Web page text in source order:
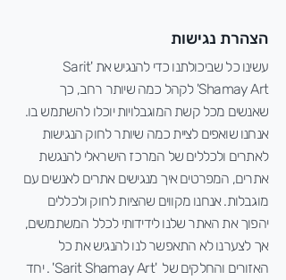
הצהרת נגישות
עשינו כל שביכולתנו כדי להנגיש את 'Sarit
Shamay Art' לקהל כמה שיותר רחב, כך
שאנשים מכל קשת המוגבלויות יוכלו להשתמש בו.
אנחנו שואפים לציית כמה שיותר לחוק הנגישות
לאתרים ולכללים של המרכז הישראלי להנגשת
אתרים, המפרטים איך מנגישים אתרים לאנשים עם
מוגבלות. אנחנו מקווים שהציות לחוק ולכללים
יהפוך את האתר שלנו לידידותי לכלל המשתמשים,
אך לצערנו לא התאפשר לנו להנגיש את כל
האזורים והחלקים של 'Sarit Shamay Art' . יחד